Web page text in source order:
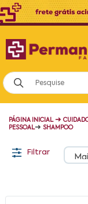
PÁGINA INICIAL ➜
PESSOAL➜ SHAMPOO
Filtrar